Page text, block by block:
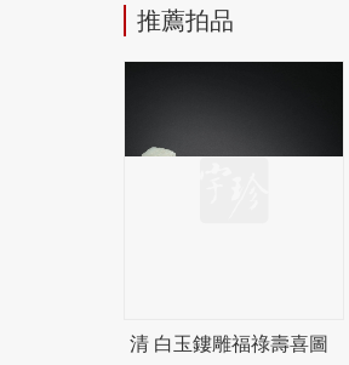
推薦拍品
清 白玉鏤雕福祿壽喜圖